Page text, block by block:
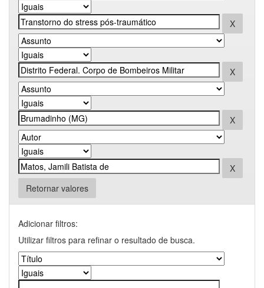
Retornar valores
Adicionar filtros:
Utilizar filtros para refinar o resultado de busca.